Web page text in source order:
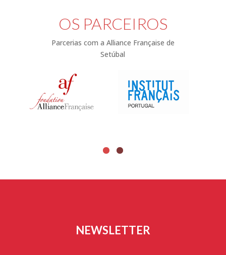
OS PARCEIROS
Parcerias com a Alliance Française de
Setúbal
NEWSLETTER